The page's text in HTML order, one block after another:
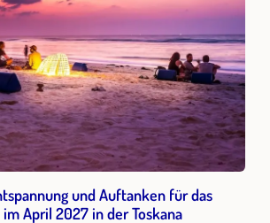
und Auftanken für das
April 2027 in der Toskana